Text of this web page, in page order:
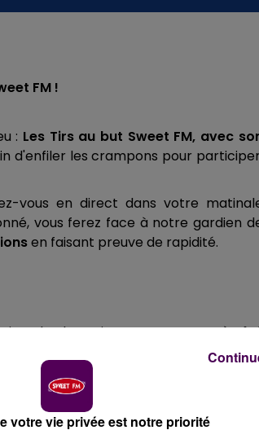
FM !
: Les Tirs au but Sweet FM, avec
d'enfiler les crampons pour
vous en direct dans votre
vous ferez face à notre gardien
en faisant preuve de rapidité.
de champion. Ne passez pas à
de rêve parmi notre sélection de
à la maison.
votre vie privée est notre priorité